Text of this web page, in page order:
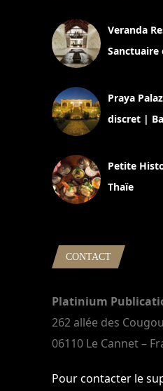
Veranda
Sanctuaire
Praya
discret |
Petite
Thaïe
CONTACT
Platinium
262 allée des
06110 Le Cannet –
Pour contacter le